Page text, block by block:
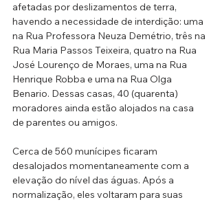
afetadas por deslizamentos de terra,
havendo a necessidade de interdição: uma
na Rua Professora Neuza Demétrio, três na
Rua Maria Passos Teixeira, quatro na Rua
José Lourenço de Moraes, uma na Rua
Henrique Robba e uma na Rua Olga
Benario. Dessas casas, 40 (quarenta)
moradores ainda estão alojados na casa
de parentes ou amigos.
Cerca de 560 munícipes ficaram
desalojados momentaneamente com a
elevação do nível das águas. Após a
normalização, eles voltaram para suas